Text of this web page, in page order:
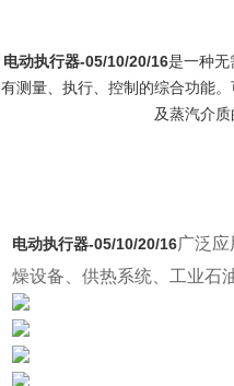
电动执行器-05/10/20/16是一种无
有测量、执行、控制的综合功能
及蒸汽介
电动执行器-05/10/20/16广泛
燥设备、供热系统、工业石